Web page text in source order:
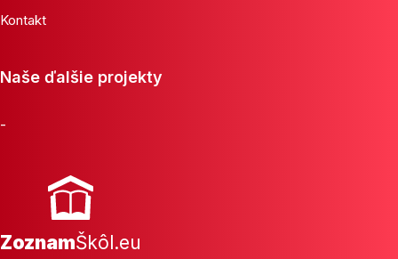
Kontakt
Naše ďalšie projekty
-
ZoznamŠkôl.eu